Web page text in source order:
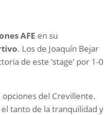
AFE en su
. Los de Joaquín Bejar
de este ‘stage’ por 1-0
opciones del Crevillente.
tanto de la tranquilidad y